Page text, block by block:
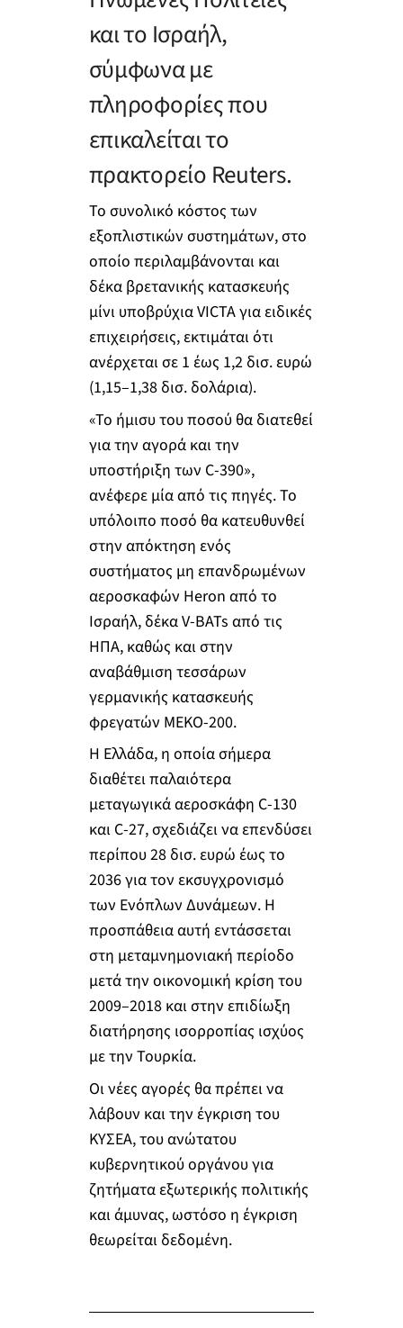
και το Ισραήλ,
σύμφωνα με
πληροφορίες που
επικαλείται το
πρακτορείο Reuters.
Το συνολικό κόστος των
εξοπλιστικών συστημάτων, στο
οποίο περιλαμβάνονται και
δέκα βρετανικής κατασκευής
μίνι υποβρύχια VICTA για ειδικές
επιχειρήσεις, εκτιμάται ότι
ανέρχεται σε 1 έως 1,2 δισ. ευρώ
(1,15–1,38 δισ. δολάρια).
«Το ήμισυ του ποσού θα διατεθεί
για την αγορά και την
υποστήριξη των C-390»,
ανέφερε μία από τις πηγές. Το
υπόλοιπο ποσό θα κατευθυνθεί
στην απόκτηση ενός
συστήματος μη επανδρωμένων
αεροσκαφών Heron από το
Ισραήλ, δέκα V-BATs από τις
ΗΠΑ, καθώς και στην
αναβάθμιση τεσσάρων
γερμανικής κατασκευής
φρεγατών MEKO-200.
Η Ελλάδα, η οποία σήμερα
διαθέτει παλαιότερα
μεταγωγικά αεροσκάφη C-130
και C-27, σχεδιάζει να επενδύσει
περίπου 28 δισ. ευρώ έως το
2036 για τον εκσυγχρονισμό
των Ενόπλων Δυνάμεων. Η
προσπάθεια αυτή εντάσσεται
στη μεταμνημονιακή περίοδο
μετά την οικονομική κρίση του
2009–2018 και στην επιδίωξη
διατήρησης ισορροπίας ισχύος
με την Τουρκία.
Οι νέες αγορές θα πρέπει να
λάβουν και την έγκριση του
ΚΥΣΕΑ, του ανώτατου
κυβερνητικού οργάνου για
ζητήματα εξωτερικής πολιτικής
και άμυνας, ωστόσο η έγκριση
θεωρείται δεδομένη.